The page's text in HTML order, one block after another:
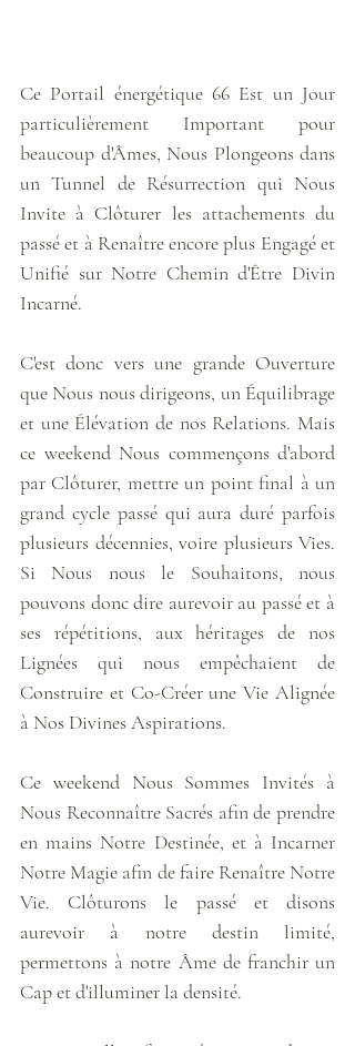
Ce Portail énergétique 66 Est un Jour
particulièrement Important pour
beaucoup d'Âmes, Nous Plongeons dans
un Tunnel de Résurrection qui Nous
Invite à Clôturer les attachements du
passé et à Renaître encore plus Engagé et
Unifié sur Notre Chemin d'Être Divin
Incarné.
C'est donc vers une grande Ouverture
que Nous nous dirigeons, un Équilibrage
et une Élévation de nos Relations. Mais
ce weekend Nous commençons d'abord
par Clôturer, mettre un point final à un
grand cycle passé qui aura duré parfois
plusieurs décennies, voire plusieurs Vies.
Si Nous nous le Souhaitons, nous
pouvons donc dire aurevoir au passé et à
ses répétitions, aux héritages de nos
Lignées qui nous empêchaient de
Construire et Co-Créer une Vie Alignée
à Nos Divines Aspirations.
Ce weekend Nous Sommes Invités à
Nous Reconnaître Sacrés afin de prendre
en mains Notre Destinée, et à Incarner
Notre Magie afin de faire Renaître Notre
Vie. Clôturons le passé et disons
aurevoir à notre destin limité,
permettons à notre Âme de franchir un
Cap et d'illuminer la densité.